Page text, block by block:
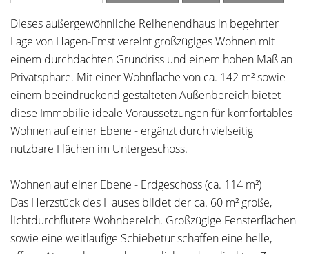
Dieses außergewöhnliche Reihenendhaus in begehrter
Lage von Hagen-Emst vereint großzügiges Wohnen mit
einem durchdachten Grundriss und einem hohen Maß an
Privatsphäre. Mit einer Wohnfläche von ca. 142 m² sowie
einem beeindruckend gestalteten Außenbereich bietet
diese Immobilie ideale Voraussetzungen für komfortables
Wohnen auf einer Ebene - ergänzt durch vielseitig
nutzbare Flächen im Untergeschoss.
Wohnen auf einer Ebene - Erdgeschoss (ca. 114 m²)
Das Herzstück des Hauses bildet der ca. 60 m² große,
lichtdurchflutete Wohnbereich. Großzügige Fensterflächen
sowie eine weitläufige Schiebetür schaffen eine helle,